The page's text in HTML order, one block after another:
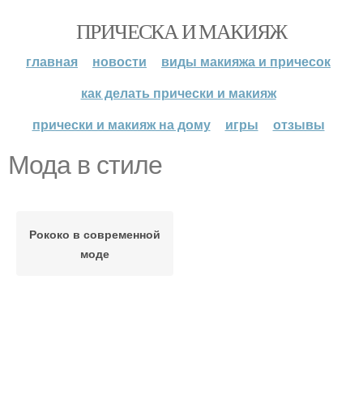
ПРИЧЕСКА И МАКИЯЖ
главная новости
виды макияжа и причесок
как делать прически и макияж
прически и макияж на дому
игры отзывы
Мода в стиле
Рококо в современной
моде